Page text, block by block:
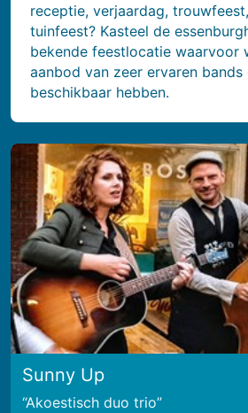
receptie, verjaardag,
tuinfeest? Kasteel de
bekende feestlocatie waarvoor
aanbod van zeer ervaren
beschikbaar hebben.
Sunny Up
Akoestisch duo trio